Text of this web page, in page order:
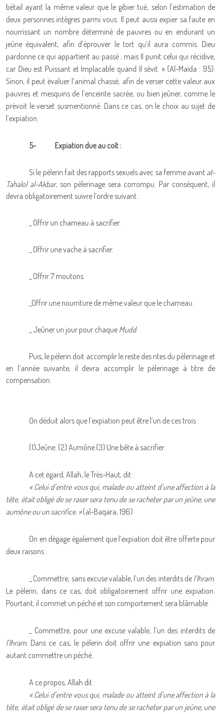
bétail ayant la même valeur que le gibier tué, selon l’estimation de
deux personnes intègres parmi vous. Il peut aussi expier sa faute en
nourrissant un nombre déterminé de pauvres ou en endurant un
jeûne équivalent, afin d’éprouver le tort qu’il aura commis. Dieu
pardonne ce qui appartient au passé ; mais Il punit celui qui récidive,
car Dieu est Puissant et Implacable quand Il sévit. » (Al-Maïda : 95).
Sinon, il peut évaluer l’animal chassé, afin de verser cette valeur aux
pauvres et mesquins de l’enceinte sacrée, ou bien jeûner, comme le
prévoit le verset susmentionné. Dans ce cas, on le choix au sujet de
l’expiation.
5- Expiation due au coït :
Si le pèlerin fait des rapports sexuels avec sa femme avant at-
Tahalol al-Akbar, son pèlerinage sera corrompu. Par conséquent, il
devra obligatoirement suivre l’ordre suivant :
_ Offrir un chameau à sacrifier.
_ Offrir une vache à sacrifier.
_ Offrir 7 moutons.
_Offrir une nourriture de même valeur que le chameau.
_ Jeûner un jour pour chaque Mudd.
Puis, le pèlerin doit accomplir le reste des rites du pèlerinage et
en l’année suivante, il devra accomplir le pèlerinage à titre de
compensation.
On déduit alors que l’expiation peut être l’un de ces trois :
(1)Jeûne. (2) Aumône (3) Une bête à sacrifier.
A cet égard, Allah, le Très-Haut, dit :
« Celui d’entre vous qui, malade ou atteint d’une affection à la
tête, était obligé de se raser sera tenu de se racheter par un jeûne, une
aumône ou un sacrifice. »(al-Baqara, 196)
On en dégage également que l’expiation doit être offerte pour
deux raisons :
_ Commettre, sans excuse valable, l’un des interdits de l’Ihram.
Le pèlerin, dans ce cas, doit obligatoirement offrir une expiation.
Pourtant, il commet un péché et son comportement sera blâmable.
_ Commettre, pour une excuse valable, l’un des interdits de
l’Ihram. Dans ce cas, le pèlerin doit offrir une expiation sans pour
autant commettre un péché.
A ce propos, Allah dit :
« Celui d’entre vous qui, malade ou atteint d’une affection à la
tête, était obligé de se raser sera tenu de se racheter par un jeûne, une